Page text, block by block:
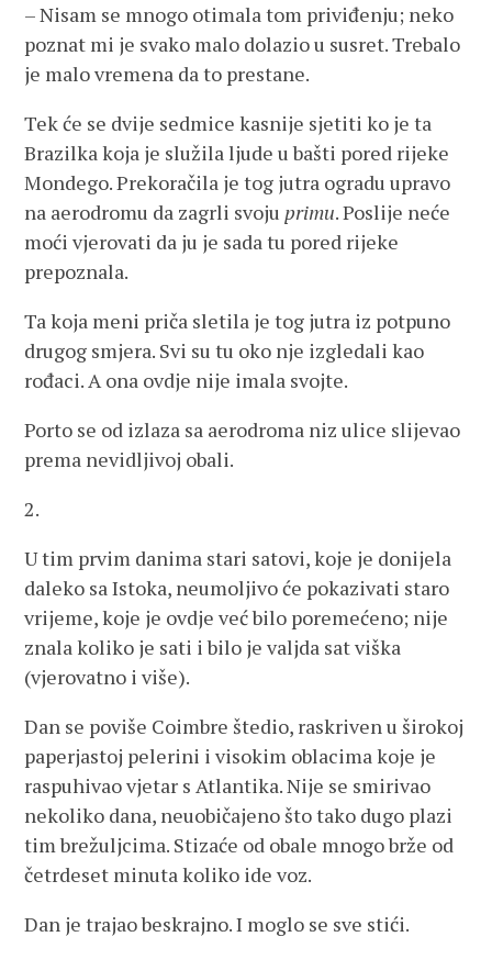
– Nisam se mnogo otimala tom priviđenju; neko
poznat mi je svako malo dolazio u susret. Trebalo
je malo vremena da to prestane.
Tek će se dvije sedmice kasnije sjetiti ko je ta
Brazilka koja je služila ljude u bašti pored rijeke
Mondego. Prekoračila je tog jutra ogradu upravo
na aerodromu da zagrli svoju primu. Poslije neće
moći vjerovati da ju je sada tu pored rijeke
prepoznala.
Ta koja meni priča sletila je tog jutra iz potpuno
drugog smjera. Svi su tu oko nje izgledali kao
rođaci. A ona ovdje nije imala svojte.
Porto se od izlaza sa aerodroma niz ulice slijevao
prema nevidljivoj obali.
2.
U tim prvim danima stari satovi, koje je donijela
daleko sa Istoka, neumoljivo će pokazivati staro
vrijeme, koje je ovdje već bilo poremećeno; nije
znala koliko je sati i bilo je valjda sat viška
(vjerovatno i više).
Dan se poviše Coimbre štedio, raskriven u širokoj
paperjastoj pelerini i visokim oblacima koje je
raspuhivao vjetar s Atlantika. Nije se smirivao
nekoliko dana, neuobičajeno što tako dugo plazi
tim brežuljcima. Stizaće od obale mnogo brže od
četrdeset minuta koliko ide voz.
Dan je trajao beskrajno. I moglo se sve stići.